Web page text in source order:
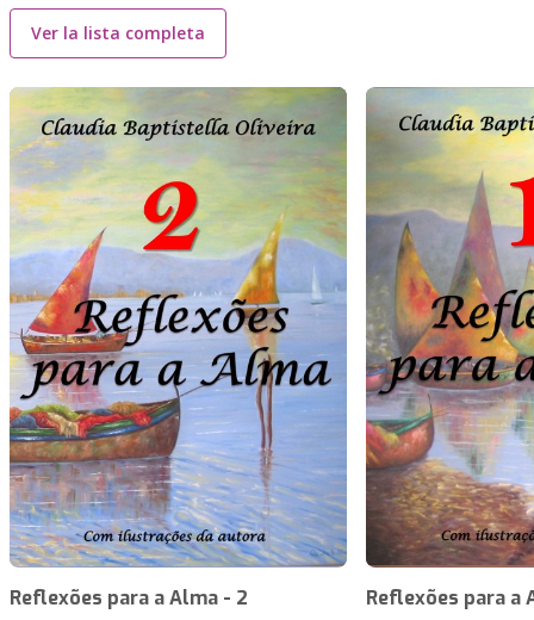
Ver la lista completa
Reflexões para a Alma - 2 Reflexões para a